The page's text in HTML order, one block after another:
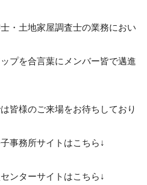
・土地家屋調査士の業務におい
プを合言葉にメンバー皆で邁進
皆様のご来場をお待ちしており
事務所サイトはこちら↓
ンターサイトはこちら↓